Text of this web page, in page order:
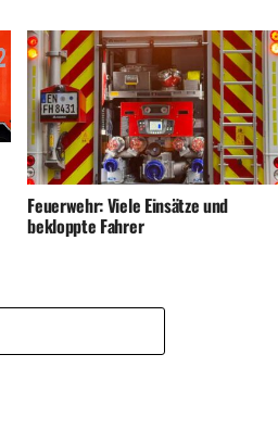
Feuerwehr: Viele Einsätze und
bekloppte Fahrer